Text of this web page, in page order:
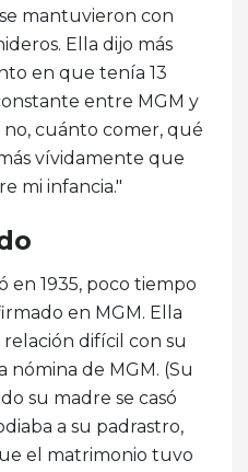
mantuvieron con
Ella dijo más
en que tenía 13
entre MGM y
no, cuánto comer, qué
vívidamente que
mi infancia."
en 1935, poco tiempo
en MGM. Ella
difícil con su
nómina de MGM. (Su
su madre se casó
a su padrastro,
el matrimonio tuvo